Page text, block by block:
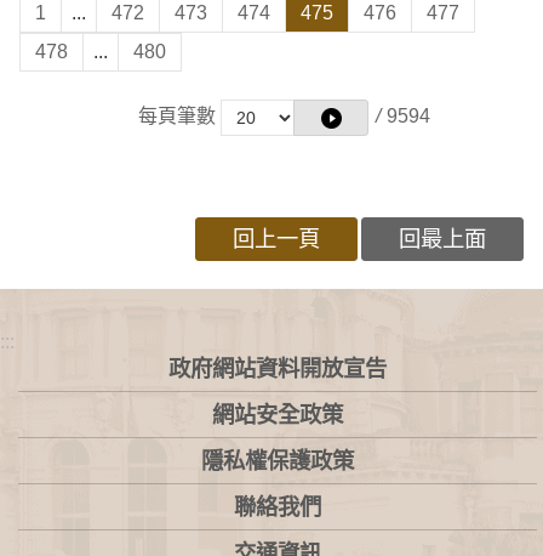
1 ... 472 473 474 475 476
477
478
... 480
每頁筆數 / 9594
回上一頁 回最上面
:::
政府網站資料開放宣告
網站安全政策
隱私權保護政策
聯絡我們